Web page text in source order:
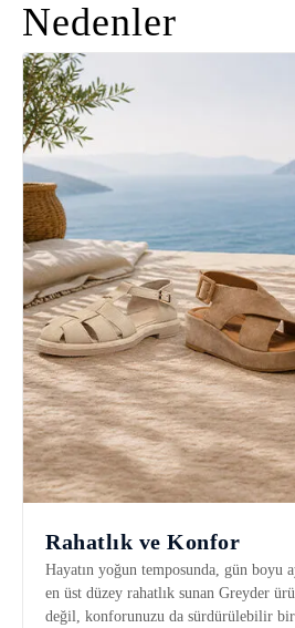
Nedenler
Rahatlık ve Konfor
Hayatın yoğun temposunda, gün boyu
en üst düzey rahatlık sunan Greyder
değil, konforunuzu da sürdürülebilir bir